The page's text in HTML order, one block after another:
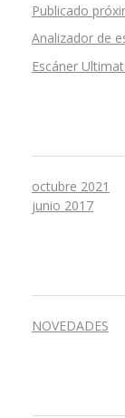
Publicado
Analizador de
Escáner
octubre 2021
junio 2017
NOVEDADES